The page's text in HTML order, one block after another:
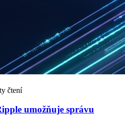
čtení
umožňuje správu